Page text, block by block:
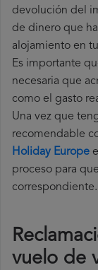
devolución del
de dinero que
alojamiento en
Es importante
necesaria que
como el gasto
Una vez que
recomendable
Holiday Europe
proceso para
correspondiente.
vuelo de